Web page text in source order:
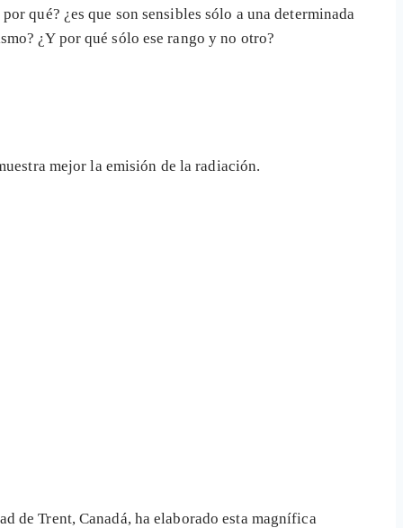
qué? ¿es que son sensibles sólo a una determinada
¿Y por qué sólo ese rango y no otro?
mejor la emisión de la radiación.
de Trent, Canadá, ha elaborado esta magnífica